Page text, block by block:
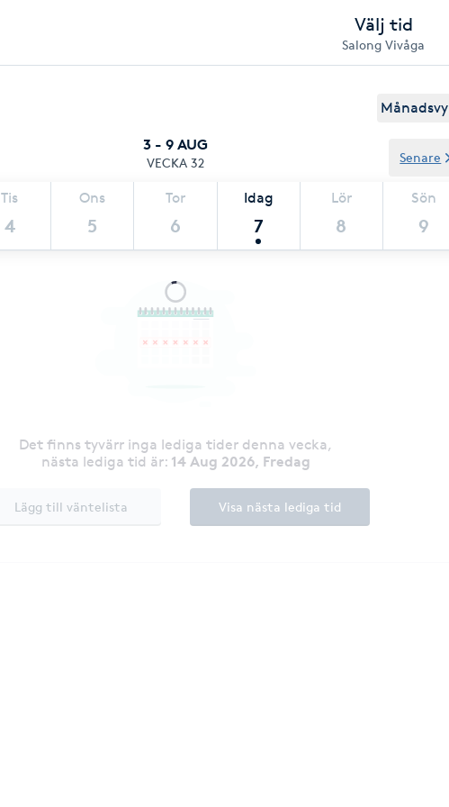
Välj tid
Salong Vivåga
Månadsvy
3 - 9 AUG
VECKA 32
Tis
4
Ons
5
Tor
6
Idag
7
Lör
8
Sön
9
Senare
Det finns tyvärr inga lediga tider denna vecka,
nästa lediga tid är: 14 Aug 2026, Fredag
Lägg till väntelista Visa nästa lediga tid